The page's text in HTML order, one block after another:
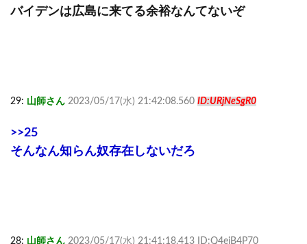
バイデンは広島に来てる余裕なんてないぞ
29: 山師さん 2023/05/17(水) 21:42:08.560 ID:URjNeSgR0
>>25
そんなん知らん奴存在しないだろ
28: 山師さん 2023/05/17(水) 21:41:18.413 ID:Q4ejB4P70